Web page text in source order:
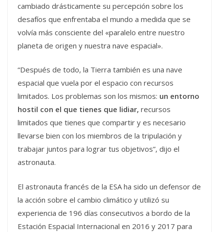
cambiado drásticamente su percepción sobre los
desafíos que enfrentaba el mundo a medida que se
volvía más consciente del «paralelo entre nuestro
planeta de origen y nuestra nave espacial».
“Después de todo, la Tierra también es una nave
espacial que vuela por el espacio con recursos
limitados. Los problemas son los mismos: un entorno
hostil con el que tienes que lidiar, recursos
limitados que tienes que compartir y es necesario
llevarse bien con los miembros de la tripulación y
trabajar juntos para lograr tus objetivos”, dijo el
astronauta.
El astronauta francés de la ESA ha sido un defensor de
la acción sobre el cambio climático y utilizó su
experiencia de 196 días consecutivos a bordo de la
Estación Espacial Internacional en 2016 y 2017 para